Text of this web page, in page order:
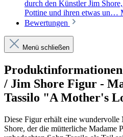
durch den Künstler Jim
Pottine und ihren etwas un…
Bewertungen
Menü schließen
/ Jim Shore Figur -
Tassilo "A Mother's
Diese Figur erhält eine
Shore, der die mütterliche Madame